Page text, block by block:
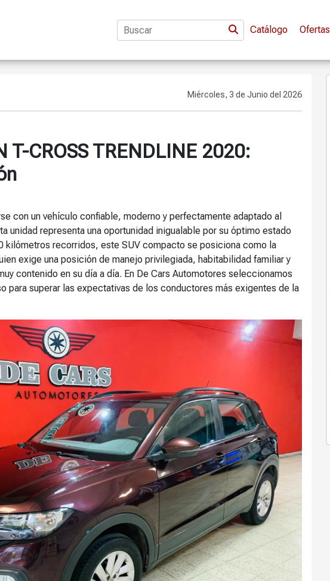
Catálogo Ofertas
Miércoles, 3 de Junio del 2026
T-CROSS TRENDLINE 2020:
con un vehículo confiable, moderno y perfectamente adaptado al
unidad representa una oportunidad inigualable por su óptimo estado
kilómetros recorridos, este SUV compacto se posiciona como la
exige una posición de manejo privilegiada, habitabilidad familiar y
contenido en su día a día. En De Cars Automotores seleccionamos
para superar las expectativas de los conductores más exigentes de la